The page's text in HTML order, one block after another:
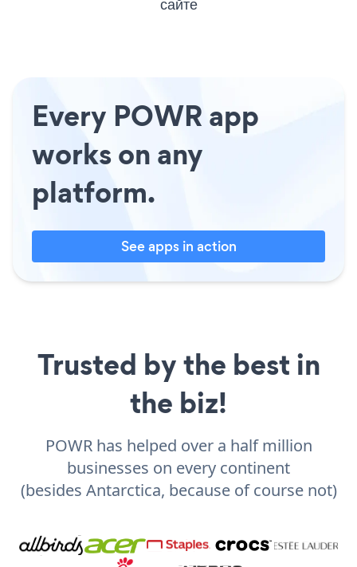
Every POWR app
works on any
platform.
See apps in action
Trusted by the best in
the biz!
POWR has helped over a half million
businesses on every continent
(besides Antarctica, because of course not)